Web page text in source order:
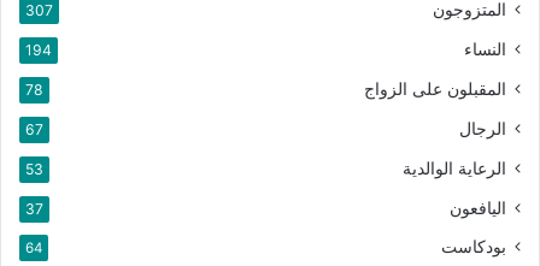
المتزوجون 307
النساء 194
المقبلون على الزواج 78
الرجال 67
الرعاية الوالدية 53
اليافعون 37
بودكاست 64